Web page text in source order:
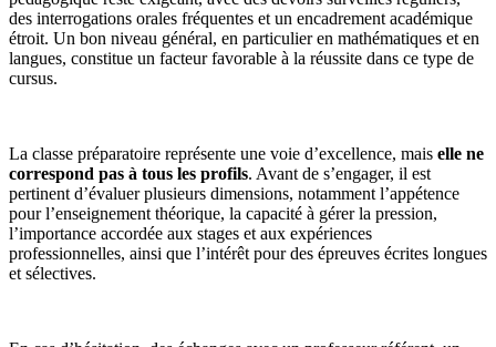
des interrogations orales fréquentes et un encadrement académique
étroit. Un bon niveau général, en particulier en mathématiques et en
langues, constitue un facteur favorable à la réussite dans ce type de
cursus.
La classe préparatoire représente une voie d’excellence, mais elle ne
correspond pas à tous les profils. Avant de s’engager, il est
pertinent d’évaluer plusieurs dimensions, notamment l’appétence
pour l’enseignement théorique, la capacité à gérer la pression,
l’importance accordée aux stages et aux expériences
professionnelles, ainsi que l’intérêt pour des épreuves écrites longues
et sélectives.